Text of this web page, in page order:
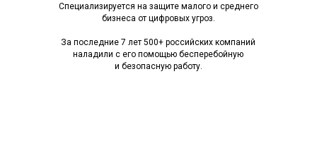
Специализируется на защите малого и среднего
бизнеса от цифровых угроз.
За последние 7 лет 500+ российских компаний
наладили с его помощью бесперебойную
и безопасную работу.